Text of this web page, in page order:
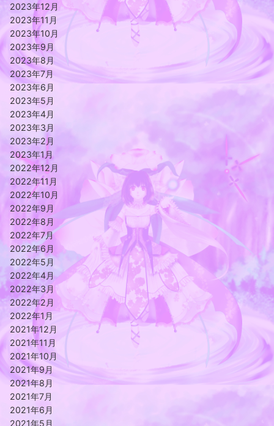
2023年12月
2023年11月
2023年10月
2023年9月
2023年8月
2023年7月
2023年6月
2023年5月
2023年4月
2023年3月
2023年2月
2023年1月
2022年12月
2022年11月
2022年10月
2022年9月
2022年8月
2022年7月
2022年6月
2022年5月
2022年4月
2022年3月
2022年2月
2022年1月
2021年12月
2021年11月
2021年10月
2021年9月
2021年8月
2021年7月
2021年6月
2021年5月